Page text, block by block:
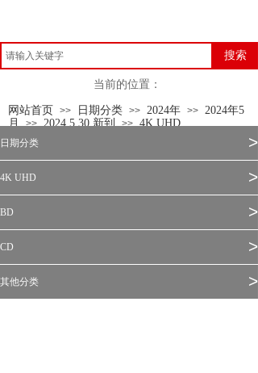
搜索
当前的位置：
网站首页 >> 日期分类 >> 2024年 >> 2024年5
月 >> 2024.5.30 新到 >> 4K UHD
日期分类 >
4K UHD >
BD >
CD >
其他分类 >